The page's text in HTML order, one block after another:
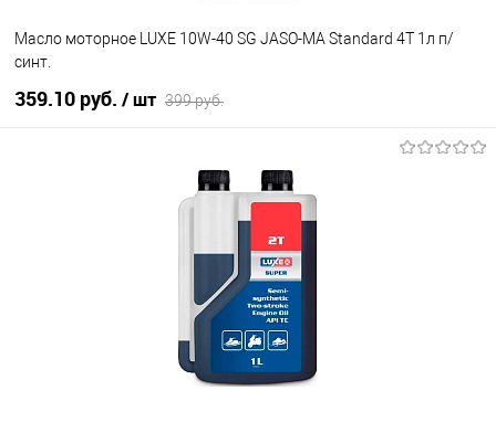
Масло моторное LUXE 10W-40 SG JASO-MA Standard 4T 1л п/
синт.
359.10 руб. / шт 399 руб.
В наличии